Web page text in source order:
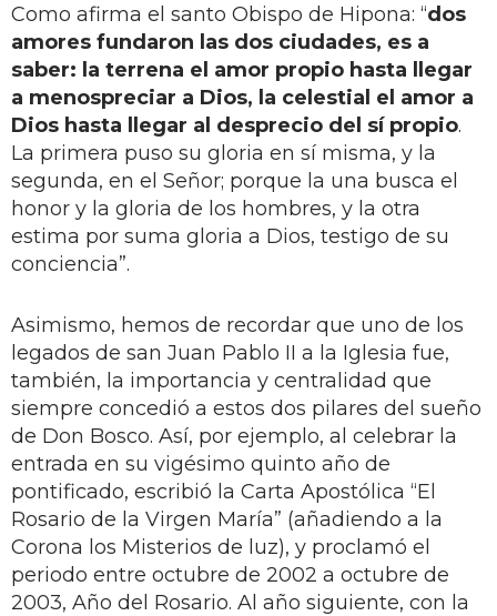
Como afirma el santo Obispo de Hipona: “dos
amores fundaron las dos ciudades, es a
saber: la terrena el amor propio hasta llegar
a menospreciar a Dios, la celestial el amor a
Dios hasta llegar al desprecio del sí propio.
La primera puso su gloria en sí misma, y la
segunda, en el Señor; porque la una busca el
honor y la gloria de los hombres, y la otra
estima por suma gloria a Dios, testigo de su
conciencia”.
Asimismo, hemos de recordar que uno de los
legados de san Juan Pablo II a la Iglesia fue,
también, la importancia y centralidad que
siempre concedió a estos dos pilares del sueño
de Don Bosco. Así, por ejemplo, al celebrar la
entrada en su vigésimo quinto año de
pontificado, escribió la Carta Apostólica “El
Rosario de la Virgen María” (añadiendo a la
Corona los Misterios de luz), y proclamó el
periodo entre octubre de 2002 a octubre de
2003, Año del Rosario. Al año siguiente, con la